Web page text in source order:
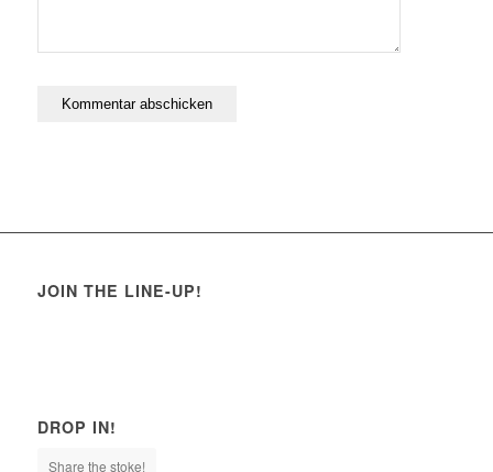
JOIN THE LINE-UP!
DROP IN!
Share the stoke!